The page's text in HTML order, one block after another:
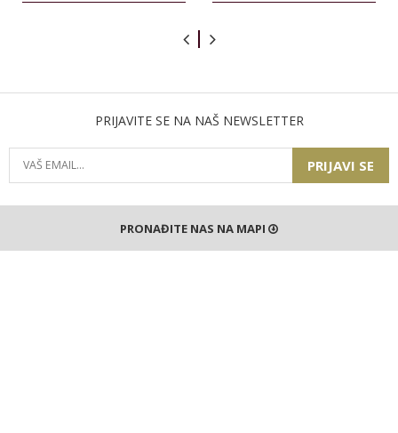
PRIJAVITE SE NA NAŠ NEWSLETTER
PRIJAVI SE
PRONAĐITE NAS NA MAPI